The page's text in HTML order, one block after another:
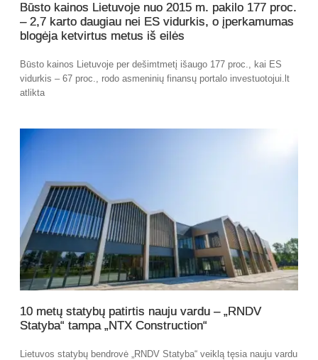
Būsto kainos Lietuvoje nuo 2015 m. pakilo 177 proc.
– 2,7 karto daugiau nei ES vidurkis, o įperkamumas
blogėja ketvirtus metus iš eilės
Būsto kainos Lietuvoje per dešimtmetį išaugo 177 proc., kai ES
vidurkis – 67 proc., rodo asmeninių finansų portalo investuotojui.lt
atlikta
10 metų statybų patirtis nauju vardu – „RNDV
Statyba“ tampa „NTX Construction“
Lietuvos statybų bendrovė „RNDV Statyba“ veiklą tęsia nauju vardu